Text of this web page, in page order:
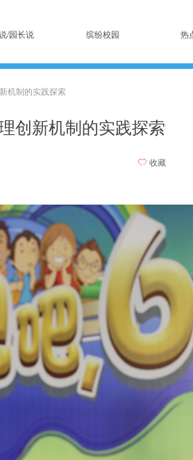
/园长说 缤纷校园 热
创新机制的实践探索
机制的实践探索
ꄀ 收藏